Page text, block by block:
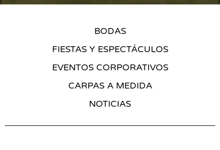
BODAS
FIESTAS Y ESPECTÁCULOS
EVENTOS CORPORATIVOS
CARPAS A MEDIDA
NOTICIAS